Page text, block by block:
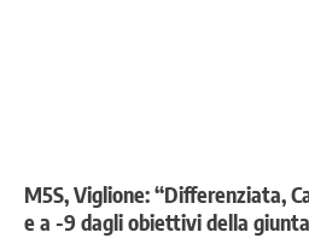
M5S, Viglione: “Differenziata,
e a -9 dagli obiettivi della